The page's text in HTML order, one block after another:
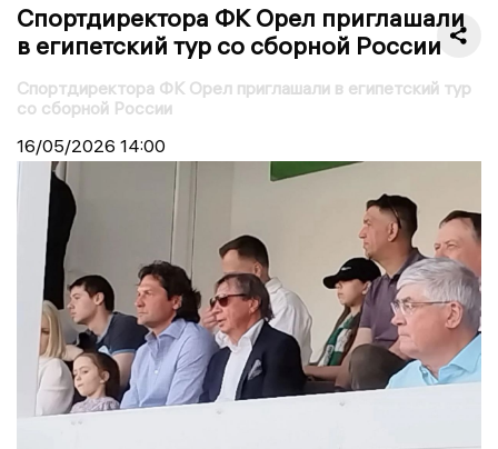
Спортдиректора ФК Орел приглашали
в египетский тур со сборной России
Спортдиректора ФК Орел приглашали в египетский тур
со сборной России
16/05/2026 14:00